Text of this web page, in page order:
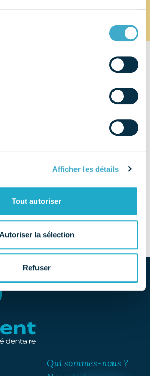
Afficher les détails
Tout autoriser
Autoriser la sélection
Refuser
BOIS
Qui sommes-nous ?